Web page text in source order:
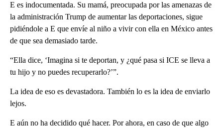
E es indocumentada. Su mamá, preocupada por las amenazas de
la administración Trump de aumentar las deportaciones, sigue
pidiéndole a E que envíe al niño a vivir con ella en México antes
de que sea demasiado tarde.
“Ella dice, ‘Imagina si te deportan, y ¿qué pasa si ICE se lleva a
tu hijo y no puedes recuperarlo?’”.
La idea de eso es devastadora. También lo es la idea de enviarlo
lejos.
E aún no ha decidido qué hacer. Por ahora, en caso de que algo